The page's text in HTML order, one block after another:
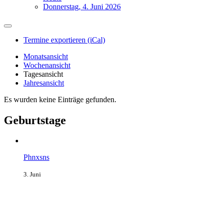
Donnerstag, 4. Juni 2026
Termine exportieren (iCal)
Monatsansicht
Wochenansicht
Tagesansicht
Jahresansicht
Es wurden keine Einträge gefunden.
Geburtstage
Phnxsns
3. Juni